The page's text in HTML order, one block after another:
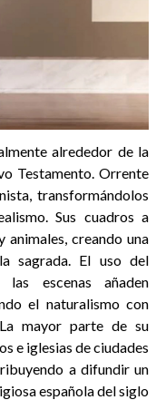
alrededor de la
Testamento. Orrente
transformándolos
Sus cuadros a
animales, creando una
sagrada. El uso del
escenas añaden
el naturalismo con
mayor parte de su
e iglesias de ciudades
a difundir un
española del siglo